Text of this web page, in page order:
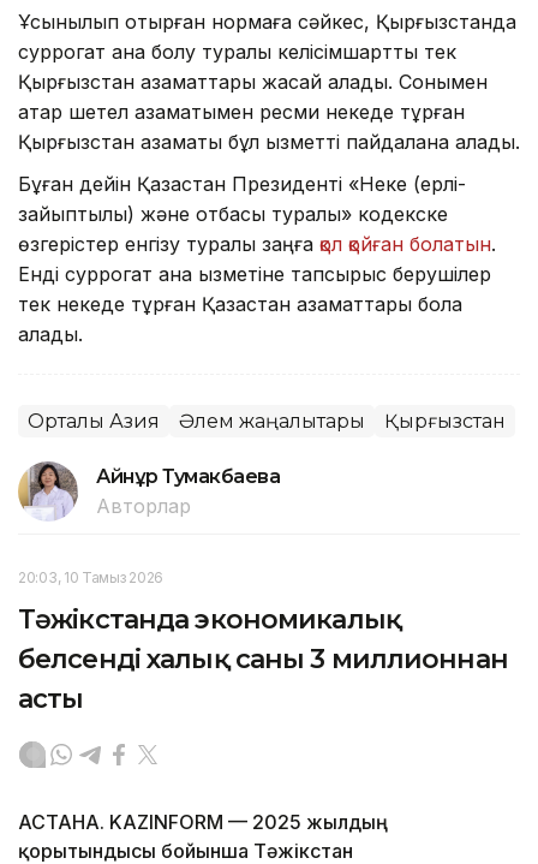
Ұсынылып отырған нормаға сәйкес, Қырғызстанда
суррогат ана болу туралы келісімшартты тек
Қырғызстан азаматтары жасай алады. Сонымен
қатар шетел азаматымен ресми некеде тұрған
Қырғызстан азаматы бұл қызметті пайдалана алады.
Бұған дейін Қазақстан Президенті «Неке (ерлі-
зайыптылық) және отбасы туралы» кодекске
өзгерістер енгізу туралы заңға қол қойған болатын.
Енді суррогат ана қызметіне тапсырыс берушілер
тек некеде тұрған Қазақстан азаматтары бола
алады.
Орталық Азия Әлем жаңалықтары Қырғызстан
Айнұр Тумакбаева
Авторлар
20:03, 10 Тамыз 2026
Тәжікстанда экономикалық
белсенді халық саны 3 миллионнан
асты
АСТАНА. KAZINFORM — 2025 жылдың
қорытындысы бойынша Тәжікстан